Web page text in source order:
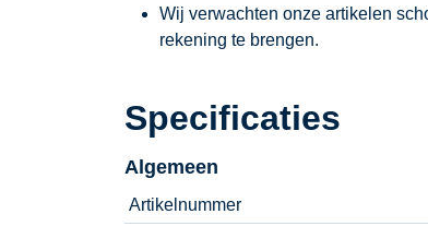
Wij verwachten onze artikelen
rekening te brengen.
Specificaties
Algemeen
Artikelnummer